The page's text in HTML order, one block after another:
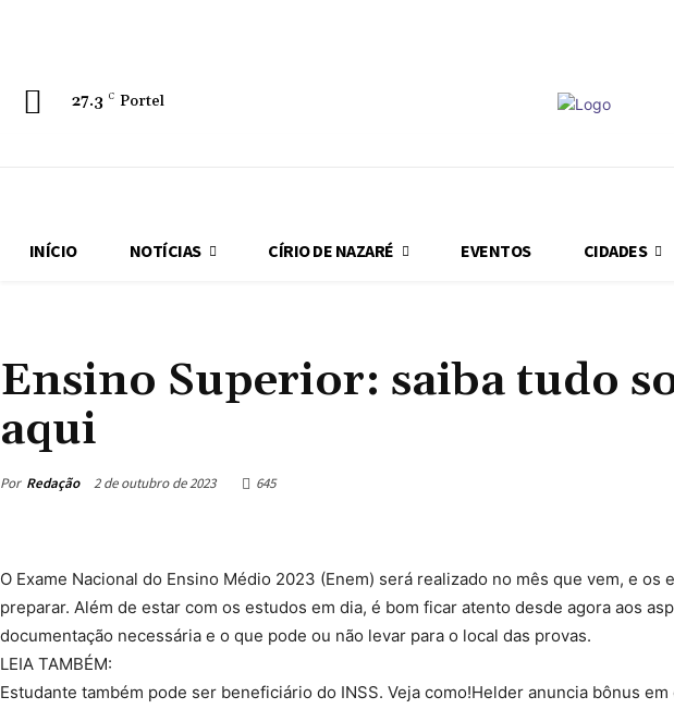
27.3 C Portel
INÍCIO NOTÍCIAS CÍRIO DE NAZARÉ EVENTOS CIDADES
Ensino Superior: saiba tudo
aqui
Por Redação 2 de outubro de 2023 645
O Exame Nacional do Ensino Médio 2023 (Enem) será realizado no mês que vem, e
preparar. Além de estar com os estudos em dia, é bom ficar atento desde agora aos
documentação necessária e o que pode ou não levar para o local das provas.
LEIA TAMBÉM:
Estudante também pode ser beneficiário do INSS. Veja como!Helder anuncia bônus